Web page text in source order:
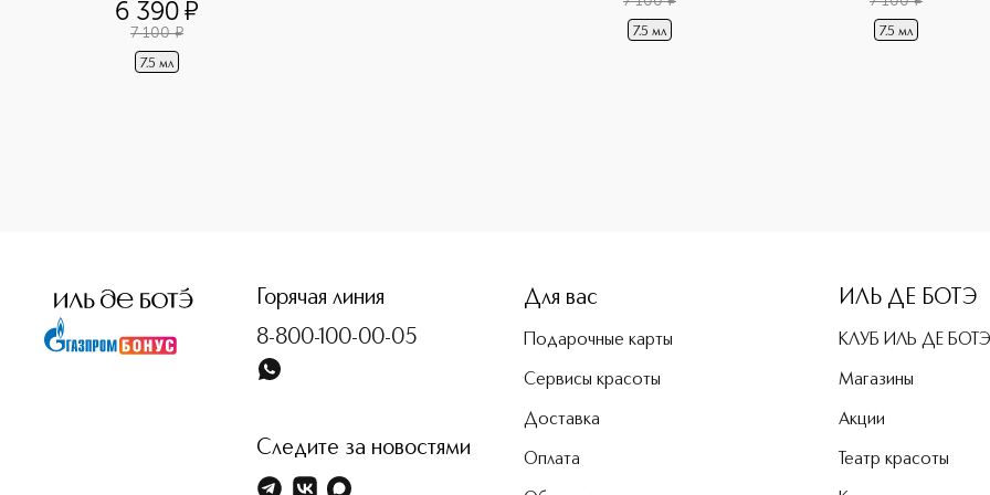
6 390¤
7 100 ¤
7.5 мл
7.5 мл 7.5 мл
Горячая линия
8-800-100-00-05
Следите за новостями
Для вас
Подарочные карты
Сервисы красоты
Доставка
Оплата
ИЛЬ ДЕ БОТЭ
КЛУБ ИЛЬ ДЕ БОТЭ
Магазины
Акции
Театр красоты